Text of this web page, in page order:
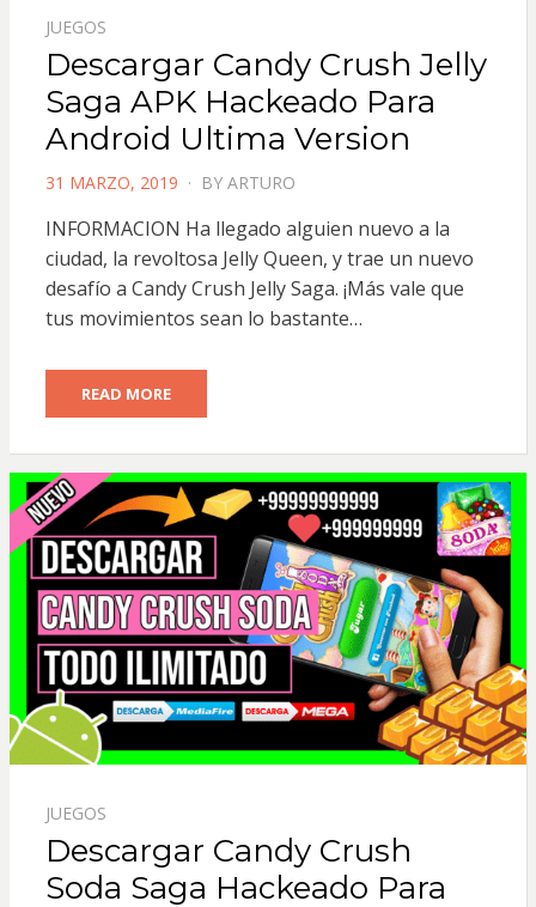
JUEGOS
Descargar Candy Crush Jelly
Saga APK Hackeado Para
Android Ultima Version
POSTED
31 MARZO, 2019 BY ARTURO
INFORMACION Ha llegado alguien nuevo a la
ciudad, la revoltosa Jelly Queen, y trae un nuevo
desafío a Candy Crush Jelly Saga. ¡Más vale que
tus movimientos sean lo bastante…
READ MORE
JUEGOS
Descargar Candy Crush
Soda Saga Hackeado Para